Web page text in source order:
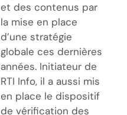
et des contenus par
la mise en place
d’une stratégie
globale ces dernières
années. Initiateur de
RTI Info, il a aussi mis
en place le dispositif
de vérification des